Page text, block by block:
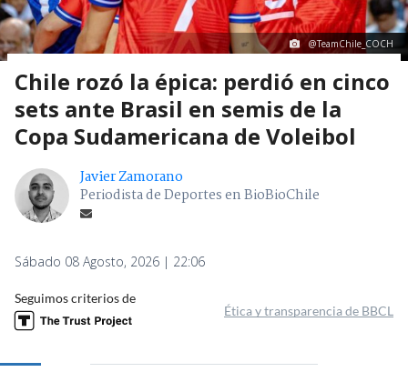
@TeamChile_COCH
Chile rozó la épica: perdió en cinco
sets ante Brasil en semis de la
Copa Sudamericana de Voleibol
Javier Zamorano
Periodista de Deportes en BioBioChile
Sábado 08 Agosto, 2026 | 22:06
Seguimos criterios de
Ética y transparencia de BBCL